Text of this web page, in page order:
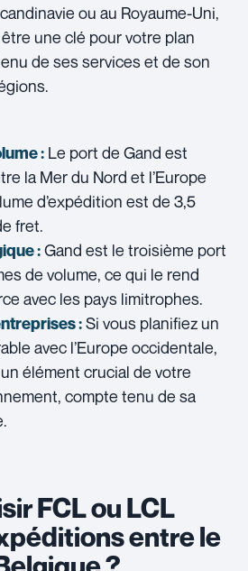
ou au Royaume-Uni,
une clé pour votre plan
de ses services et de son
: Le port de Gand est
la Mer du Nord et l’Europe
d’expédition est de 3,5
fret.
:Gand est le troisième port
de volume, ce qui le rend
avec les pays limitrophes.
:Si vous planifiez un
avec l’Europe occidentale,
élément crucial de votre
compte tenu de sa
FCL ou LCL
entre le